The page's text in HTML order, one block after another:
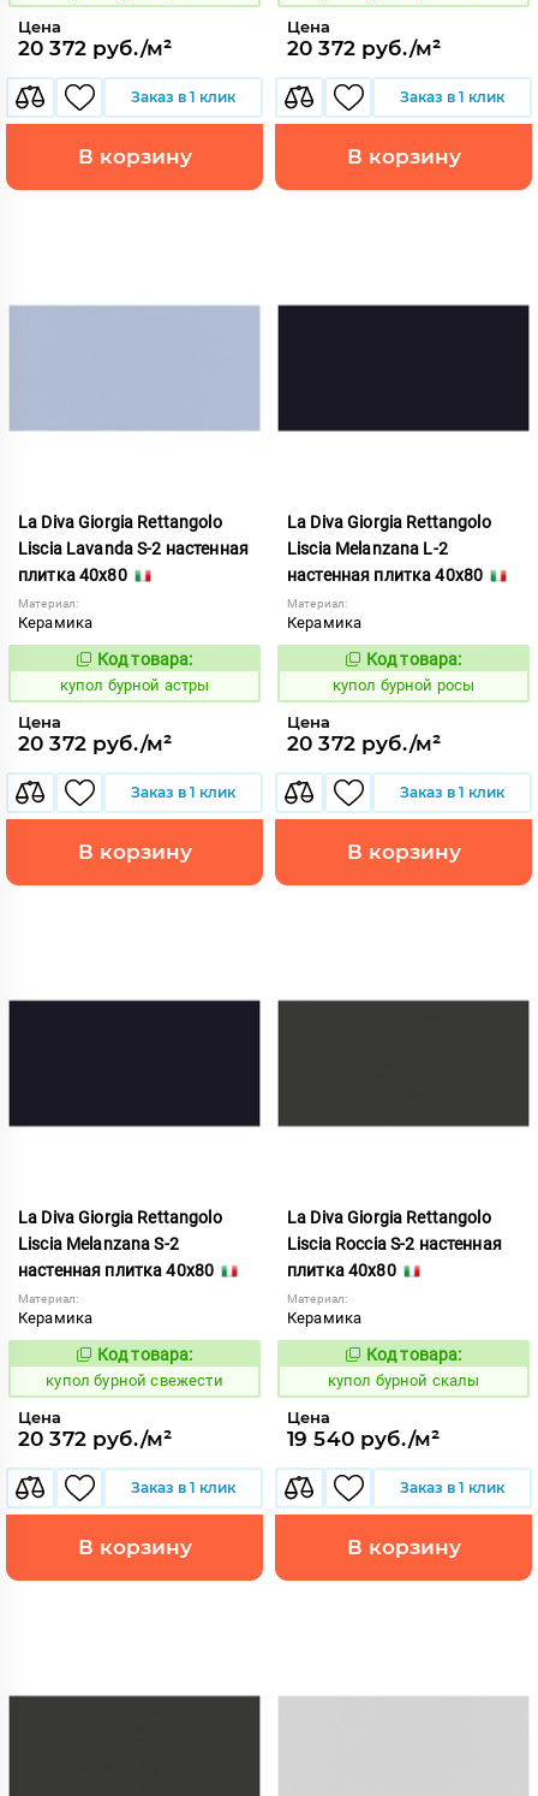
Цена
20 372 руб./м²
Заказ в 1 клик
В корзину
Цена
20 372 руб./м²
Заказ в 1 клик
В корзину
La Diva Giorgia Rettangolo
Liscia Lavanda S-2 настенная
плитка 40x80
Материал:
Керамика
844706
Код товара:
купол бурной астры
Цена
20 372 руб./м²
Заказ в 1 клик
В корзину
La Diva Giorgia Rettangolo
Liscia Melanzana L-2
настенная плитка 40x80
Материал:
Керамика
844707
Код товара:
купол бурной росы
Цена
20 372 руб./м²
Заказ в 1 клик
В корзину
La Diva Giorgia Rettangolo
Liscia Melanzana S-2
настенная плитка 40x80
Материал:
Керамика
844708
Код товара:
купол бурной свежести
Цена
20 372 руб./м²
Заказ в 1 клик
В корзину
La Diva Giorgia Rettangolo
Liscia Roccia S-2 настенная
плитка 40x80
Материал:
Керамика
844716
Код товара:
купол бурной скалы
Цена
19 540 руб./м²
Заказ в 1 клик
В корзину